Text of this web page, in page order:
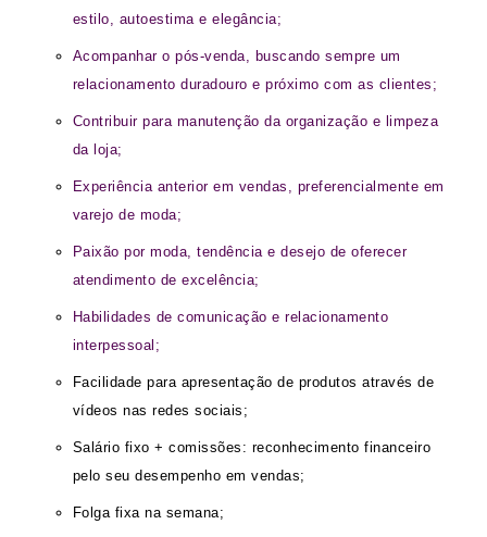
estilo, autoestima e elegância;
Acompanhar o pós-venda, buscando sempre um
relacionamento duradouro e próximo com as clientes;
Contribuir para manutenção da organização e limpeza
da loja;
Experiência anterior em vendas, preferencialmente em
varejo de moda;
Paixão por moda, tendência e desejo de oferecer
atendimento de excelência;
Habilidades de comunicação e relacionamento
interpessoal;
Facilidade para apresentação de produtos através de
vídeos nas redes sociais;
Salário fixo + comissões: reconhecimento financeiro
pelo seu desempenho em vendas;
Folga fixa na semana;